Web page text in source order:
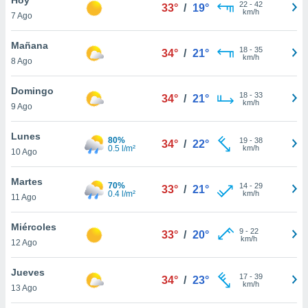
en
más
nuestra
de
cookies
aceptar
7 Ago
33° / 19° 22- 42
km/h
Mañana
8 Ago
34° / 21° 18- 35
km/h
Domingo
9 Ago
34° / 21° 18- 33
km/h
Lunes
10 Ago
80%
0.5 l/m²
34° / 22° 19- 38
km/h
Martes
11 Ago
70%
0.4 l/m²
33° / 21° 14- 29
km/h
Miércoles
12 Ago
33° / 20° 9- 22
km/h
Jueves
13 Ago
34° / 23° 17- 39
km/h